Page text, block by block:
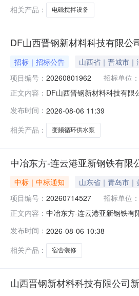
相关产品：
电磁搅拌设备
DF山西晋钢新材料科技有限公
招标｜招标公告 山西省｜晋城市｜
项目编号： 20260801962 招标单位：
正文内容： DF山西晋钢新材料科技有限
知书编码:20260801962询
发布时间： 2026-08-06 11:39
相关产品：
变频循环供水泵
中冶东方-连云港亚新钢铁有限
中标｜中标通知 山东省｜青岛市｜
项目编号： 20260714527 招标单位：
正文内容： 中冶东方-连云港亚新钢铁有
倩瑶联系方式:0532-
结
发布时间： 2026-08-06 10:38
相关产品：
宿舍装修
山西晋钢新材料科技有限公司